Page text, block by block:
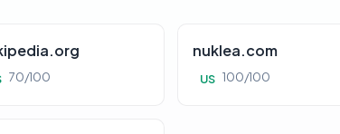
70/100
nuklea.com
US 100/100